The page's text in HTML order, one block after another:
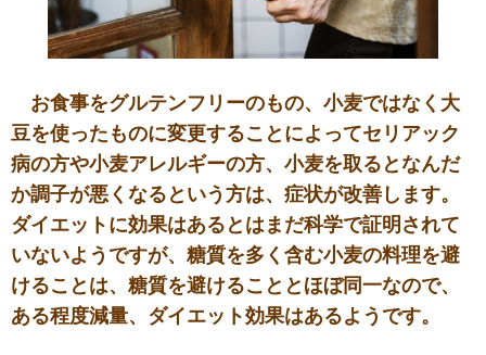
お食事をグルテンフリーのもの、小麦ではなく大
豆を使ったものに変更することによってセリアック
病の方や小麦アレルギーの方、小麦を取るとなんだ
か調子が悪くなるという方は、症状が改善します。
ダイエットに効果はあるとはまだ科学で証明されて
いないようですが、糖質を多く含む小麦の料理を避
けることは、糖質を避けることとほぼ同一なので、
ある程度減量、ダイエット効果はあるようです。